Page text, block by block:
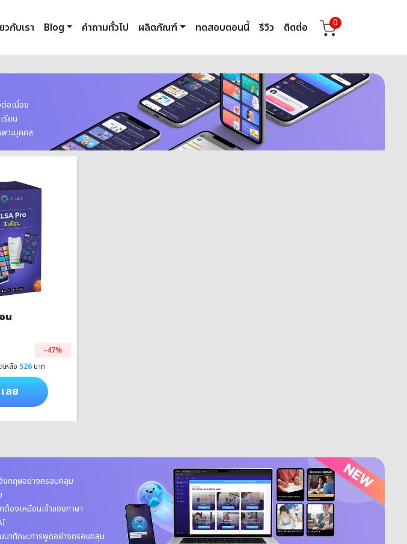
วกับเรา Blog คำถามทั่วไป ผลิตภัณฑ์ ทดสอบตอนนี้ รีวิว ติดต่อ 0
อเนื่อง
รียน
าะบุคคล
น
-47%
เหลือ 526บาท
ลย
งกฤษอย่างครอบคลุม
องเหมือนเจ้าของภาษา
าทักษะการพูดอย่างครอบคลุม